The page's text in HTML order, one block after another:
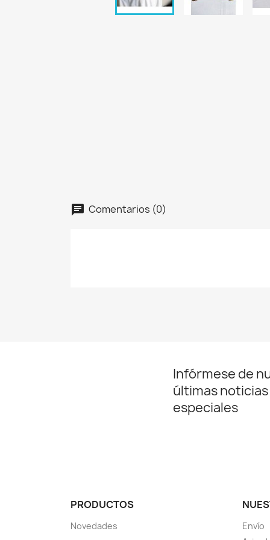
Comentarios (0)
Infórmese de
últimas
especiales
PRODUCTOS
Novedades
Envío